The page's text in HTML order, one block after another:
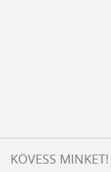
KÖVESS MINKET!